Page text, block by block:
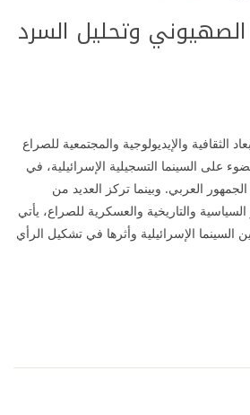
وتحليل السرد
الثقافية والإيديولوجية والمجتمعية للصراع
على السينما التسجيلية الإسرائيلية، في
العربي. وبينما تركز العديد من
والتاريخية والعسكرية للصراع، يأتي
الإسرائيلية وأثرها في تشكيل الرأي